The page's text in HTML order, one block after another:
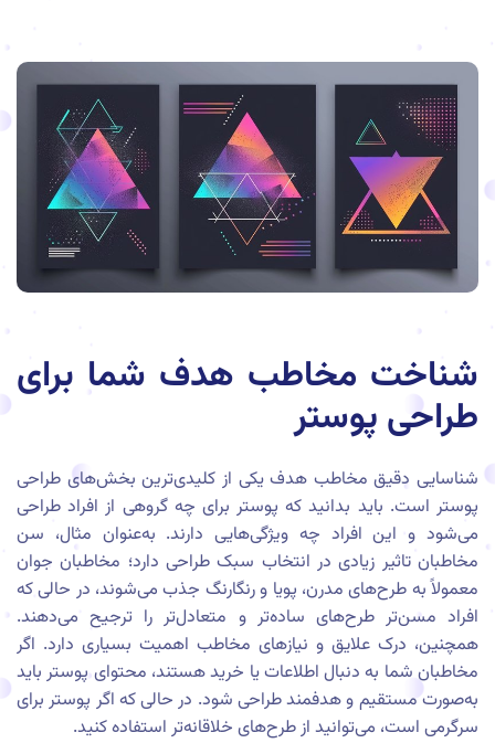
شناخت مخاطب هدف شما برای
طراحی پوستر
شناسایی دقیق مخاطب هدف یکی از کلیدی‌ترین بخش‌های طراحی
پوستر است. باید بدانید که پوستر برای چه گروهی از افراد طراحی
می‌شود و این افراد چه ویژگی‌هایی دارند. به‌عنوان مثال، سن
مخاطبان تاثیر زیادی در انتخاب سبک طراحی دارد؛ مخاطبان جوان
معمولاً به طرح‌های مدرن، پویا و رنگارنگ جذب می‌شوند، در حالی که
افراد مسن‌تر طرح‌های ساده‌تر و متعادل‌تر را ترجیح می‌دهند.
همچنین، درک علایق و نیازهای مخاطب اهمیت بسیاری دارد. اگر
مخاطبان شما به دنبال اطلاعات یا خرید هستند، محتوای پوستر باید
به‌صورت مستقیم و هدفمند طراحی شود. در حالی که اگر پوستر برای
سرگرمی است، می‌توانید از طرح‌های خلاقانه‌تر استفاده کنید.